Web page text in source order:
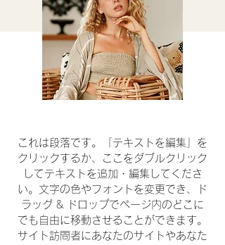
これは段落です。「テキストを編集」を
クリックするか、ここをダブルクリック
してテキストを追加・編集してくださ
い。文字の色やフォントを変更でき、ド
ラッグ & ドロップでページ内のどこに
でも自由に移動させることができます。
サイト訪問者にあなたのサイトやあなた